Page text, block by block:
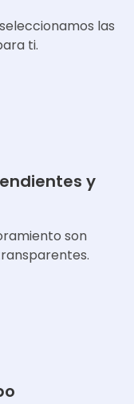
las
ti.
y
son